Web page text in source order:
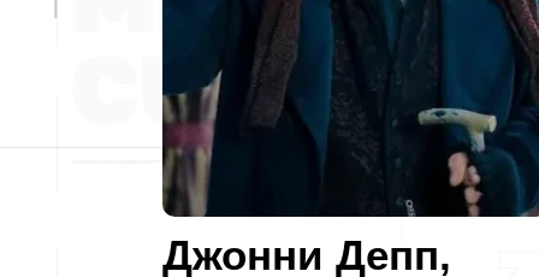
Джонни Депп,